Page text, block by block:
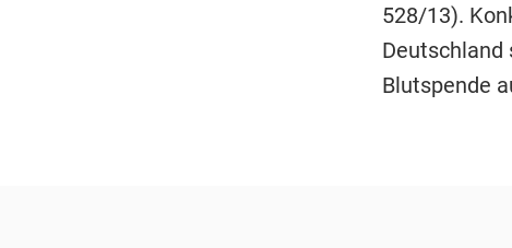
528/13).
Deutschland
Blutspende